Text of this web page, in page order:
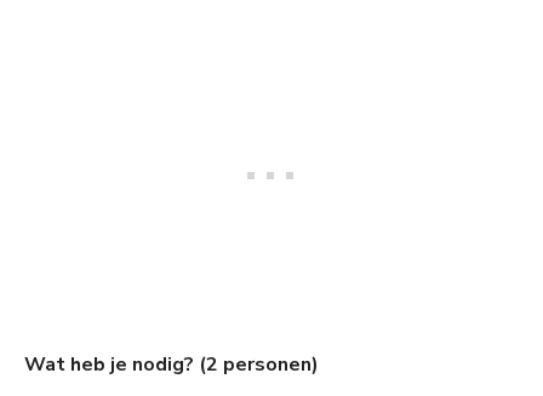
Wat heb je nodig? (2 personen)